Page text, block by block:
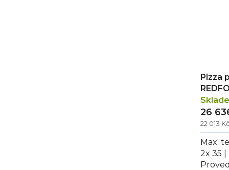
Pizza
22 013
26
Max.
2x 35 |